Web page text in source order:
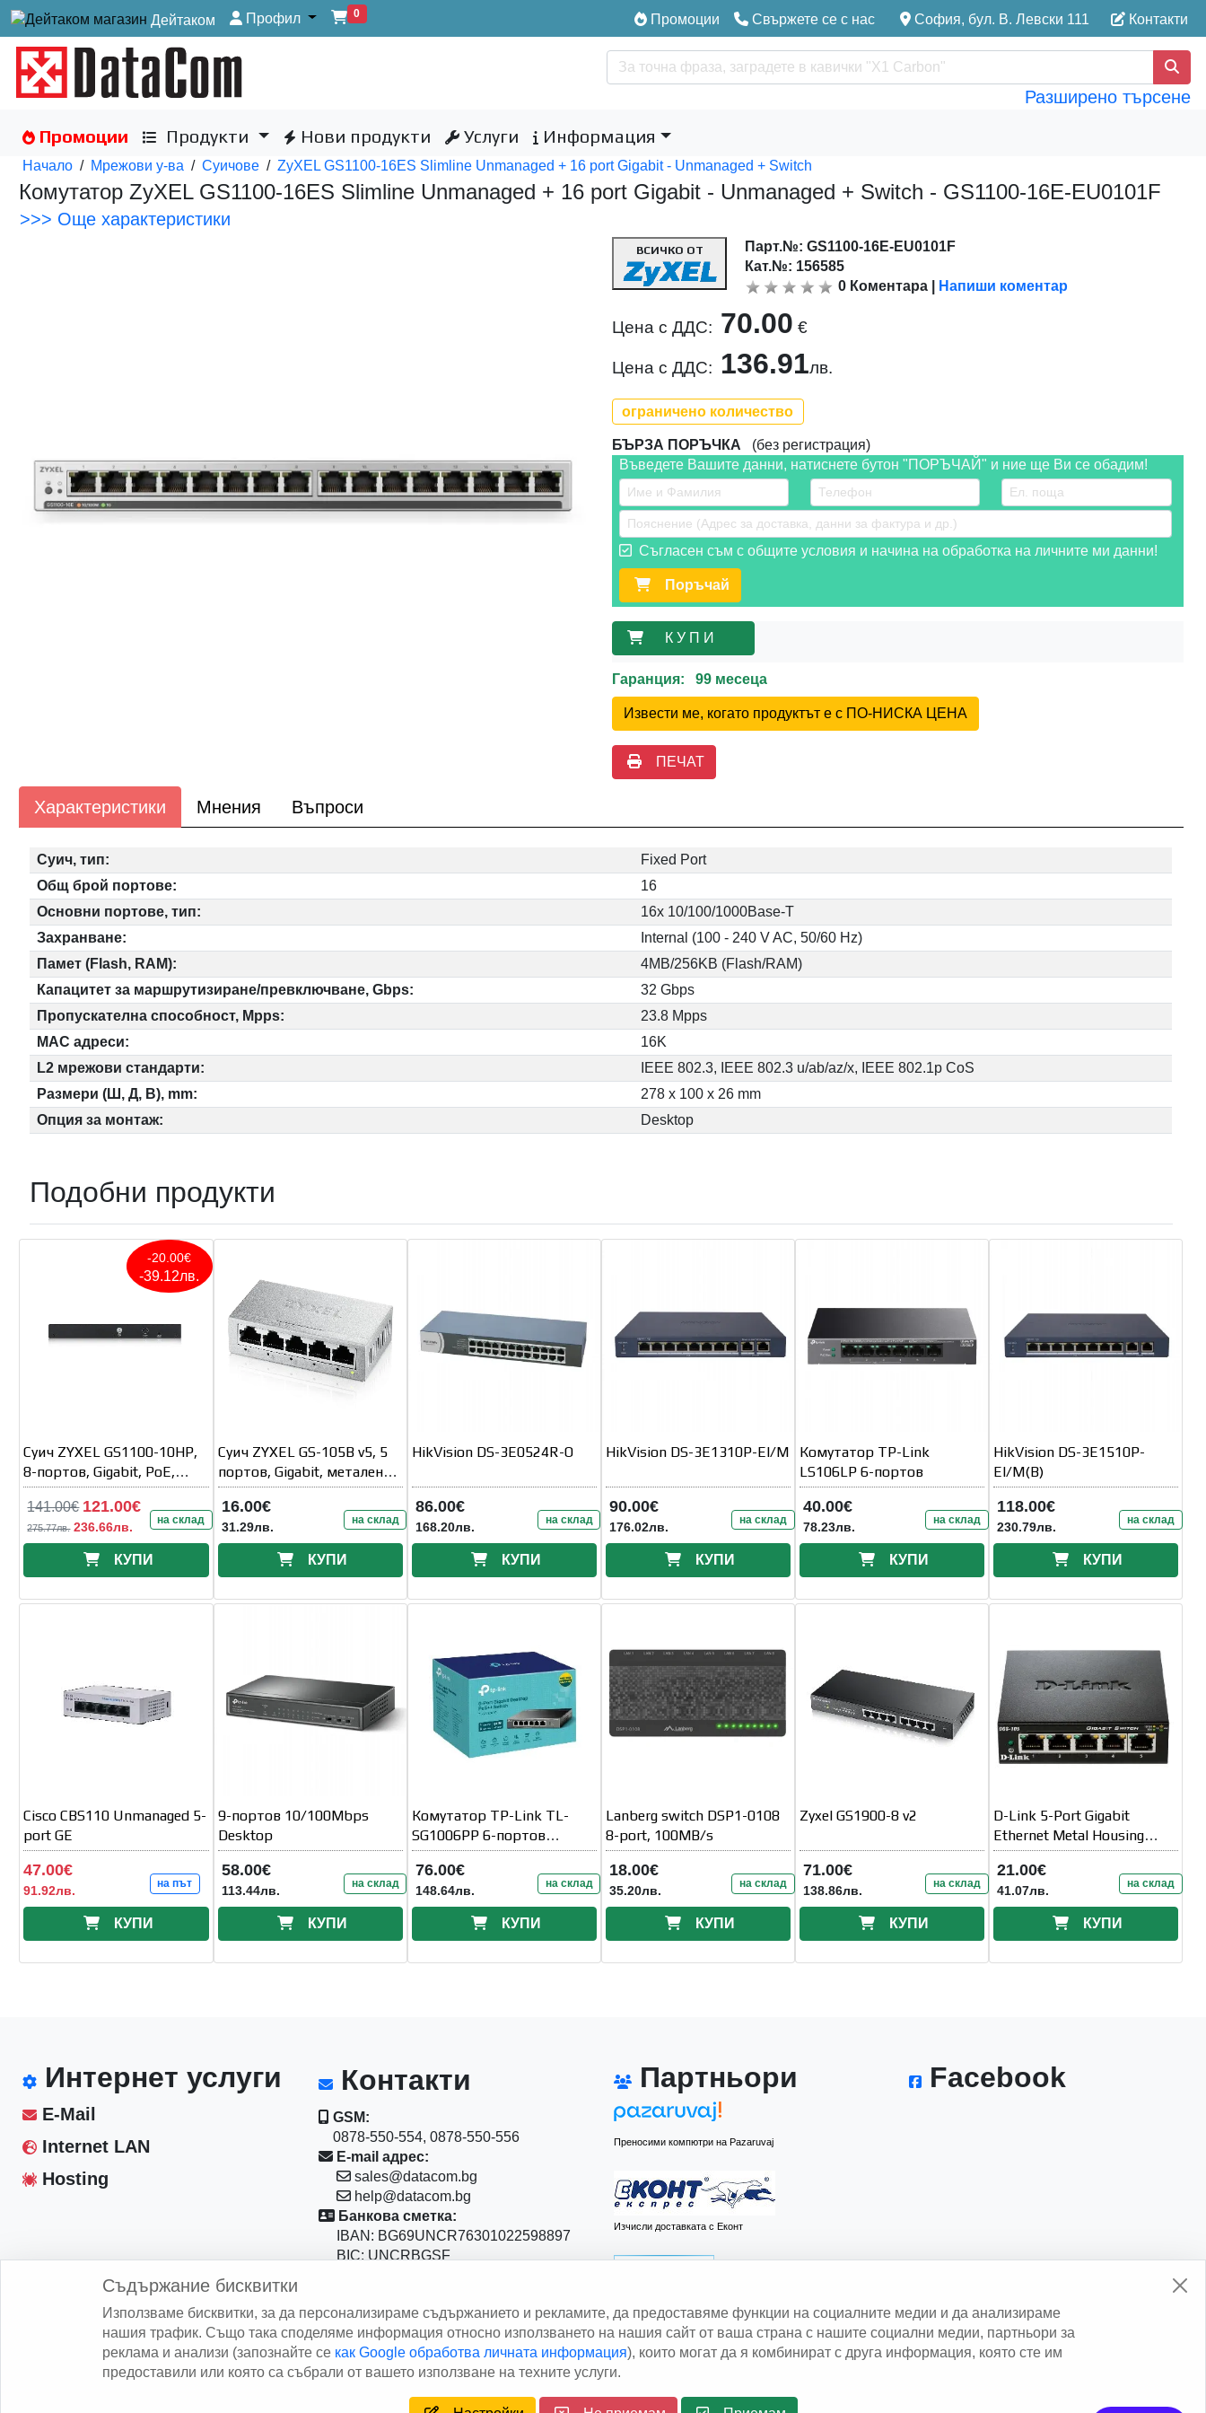
Дейтаком Профил 0 Промоции Свържете се с нас София, бул. В. Левски 111 Контакти
Разширено търсене
Промоции Продукти Нови продукти Услуги Информация
Начало / Мрежови у-ва / Суичове / ZyXEL GS1100-16ES Slimline Unmanaged + 16 port Gigabit - Unmanaged + Switch
Комутатор ZyXEL GS1100-16ES Slimline Unmanaged + 16 port Gigabit - Unmanaged + Switch - GS1100-16E-EU0101F
>>> Още характеристики
ВСИЧКО ОТ Парт.№: GS1100-16E-EU0101F
Кат.№: 156585
0 Коментара Напиши коментар
Цена с ДДС: 70.00 €
Цена с ДДС: 136.91лв.
ограничено количество
БЪРЗА ПОРЪЧКА (без регистрация)
Въведете Вашите данни, натиснете бутон "ПОРЪЧАЙ" и ние ще Ви се обадим!
Съгласен съм с общите условия и начина на обработка на личните ми данни!
Поръчай
К У П И
Гаранция: 99 месеца
Извести ме, когато продуктът е с ПО-НИСКА ЦЕНА
ПЕЧАТ
Характеристики Мнения Въпроси
Суич, тип:
Fixed Port
Общ брой портове:
16
Основни портове, тип:
16x 10/100/1000Base-T
Захранване:
Internal (100 - 240 V AC, 50/60 Hz)
Памет (Flash, RAM):
4MB/256KB (Flash/RAM)
Капацитет за маршрутизиране/превключване, Gbps:
32 Gbps
Пропускателна способност, Mpps:
23.8 Mpps
MAC адреси:
16K
L2 мрежови стандарти:
IEEE 802.3, IEEE 802.3 u/ab/az/x, IEEE 802.1p CoS
Размери (Ш, Д, В), mm:
278 x 100 x 26 mm
Опция за монтаж:
Desktop
Подобни продукти
-20.00€
-39.12лв.
Суич ZYXEL GS1100-10HP,
8-портов, Gigabit, PoE,
2xSFP
141.00€ 121.00€
275.77лв. 236.66лв. на склад
КУПИ
Суич ZYXEL GS-105B v5, 5
портов, Gigabit, метален
корпус
16.00€
31.29лв. на склад
КУПИ
HikVision DS-3E0524R-O
86.00€
168.20лв. на склад
КУПИ
HikVision DS-3E1310P-EI/M
90.00€
176.02лв. на склад
КУПИ
Комутатор TP-Link
LS106LP 6-портов
40.00€
78.23лв. на склад
КУПИ
HikVision DS-3E1510P-
EI/M(B)
118.00€
230.79лв. на склад
КУПИ
Cisco CBS110 Unmanaged 5-
port GE
47.00€
91.92лв. на път
КУПИ
9-портов 10/100Mbps
Desktop
58.00€
113.44лв. на склад
КУПИ
Комутатор TP-Link TL-
SG1006PP 6-портов
гигабитов настолен с 3-
порта PoE+ и 1-порта
PoE++
76.00€
148.64лв. на склад
КУПИ
Lanberg switch DSP1-0108
8-port, 100MB/s
18.00€
35.20лв. на склад
КУПИ
Zyxel GS1900-8 v2
71.00€
138.86лв. на склад
КУПИ
D-Link 5-Port Gigabit
Ethernet Metal Housing
Unmanaged Switch
21.00€
41.07лв. на склад
КУПИ
Интернет услуги
E-Mail
Internet LAN
Hosting
Контакти
GSM:
0878-550-554, 0878-550-556
E-mail адрес:
sales@datacom.bg
help@datacom.bg
Банкова сметка:
IBAN: BG69UNCR76301022598897
BIC: UNCRBGSF
бул."Васил Левски" 111
Партньори
Преносими компютри на Pazaruvaj
Изчисли доставката с Еконт
Изчисли доставката със Спиди
Facebook
Съдържание бисквитки
Използваме бисквитки, за да персонализираме съдържанието и рекламите, да предоставяме функции на социалните медии и да анализираме
нашия трафик. Също така споделяме информация относно използването на нашия сайт от ваша страна с нашите социални медии, партньори за
реклама и анализи (запознайте се как Google обработва личната информация), които могат да я комбинират с друга информация, която сте им
предоставили или която са събрали от вашето използване на техните услуги.
Copyright © 2013 - 2026 Дейтаком ООДAuthor EAA. All rights reserved.